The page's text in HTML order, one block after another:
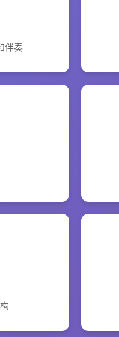
伴奏